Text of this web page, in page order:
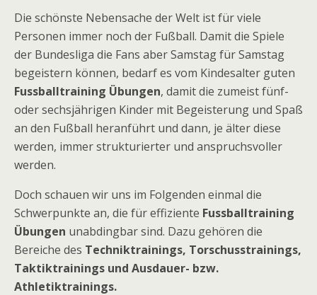
Die schönste Nebensache der Welt ist für viele
Personen immer noch der Fußball. Damit die Spiele
der Bundesliga die Fans aber Samstag für Samstag
begeistern können, bedarf es vom Kindesalter guten
Fussballtraining Übungen, damit die zumeist fünf-
oder sechsjährigen Kinder mit Begeisterung und Spaß
an den Fußball heranführt und dann, je älter diese
werden, immer strukturierter und anspruchsvoller
werden.
Doch schauen wir uns im Folgenden einmal die
Schwerpunkte an, die für effiziente Fussballtraining
Übungen unabdingbar sind. Dazu gehören die
Bereiche des Techniktrainings, Torschusstrainings,
Taktiktrainings und Ausdauer- bzw.
Athletiktrainings.